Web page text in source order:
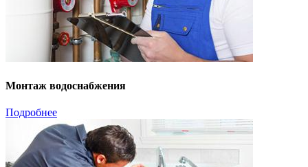
Монтаж водоснабжения
Подробнее